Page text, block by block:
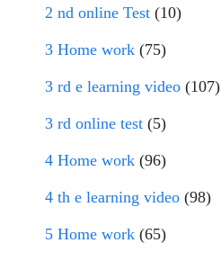
2 nd online Test (10)
3 Home work (75)
3 rd e learning video (107)
3 rd online test (5)
4 Home work (96)
4 th e learning video (98)
5 Home work (65)